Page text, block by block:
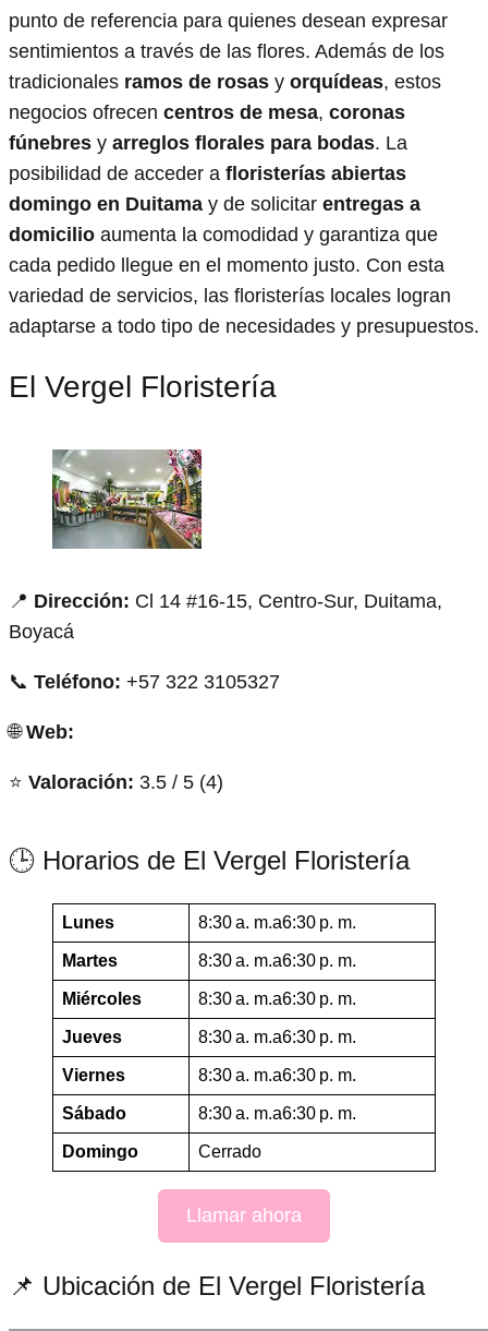
punto de referencia para quienes desean expresar
sentimientos a través de las flores. Además de los
tradicionales ramos de rosas y orquídeas, estos
negocios ofrecen centros de mesa, coronas
fúnebres y arreglos florales para bodas. La
posibilidad de acceder a floristerías abiertas
domingo en Duitama y de solicitar entregas a
domicilio aumenta la comodidad y garantiza que
cada pedido llegue en el momento justo. Con esta
variedad de servicios, las floristerías locales logran
adaptarse a todo tipo de necesidades y presupuestos.
El Vergel Floristería
📍 Dirección: Cl 14 #16-15, Centro-Sur, Duitama,
Boyacá
📞 Teléfono: +57 322 3105327
🌐Web:
⭐ Valoración: 3.5 / 5 (4)
🕒 Horarios de El Vergel Floristería
Lunes 8:30 a. m.a6:30 p. m.
Martes 8:30 a. m.a6:30 p. m.
Miércoles 8:30 a. m.a6:30 p. m.
Jueves 8:30 a. m.a6:30 p. m.
Viernes 8:30 a. m.a6:30 p. m.
Sábado 8:30 a. m.a6:30 p. m.
Domingo Cerrado
Llamar ahora
📌 Ubicación de El Vergel Floristería